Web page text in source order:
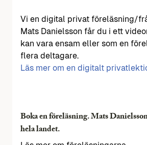
Vi en digital privat föreläsning/
Mats Danielsson får du i ett
kan vara ensam eller som en
flera deltagare.
Läs mer om en digitalt
Boka en föreläsning. Mats
hela landet.